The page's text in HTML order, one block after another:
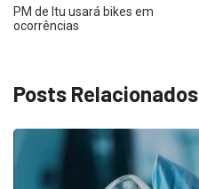
PM de Itu usará bikes em
ocorrências
Posts Relacionados